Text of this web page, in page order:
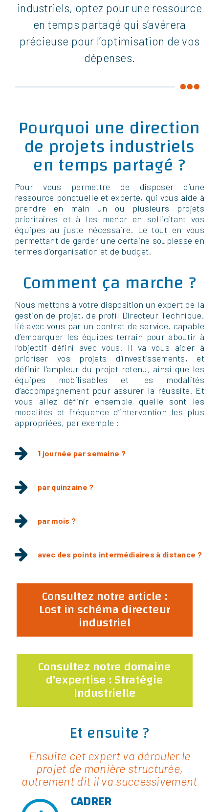
industriels, optez pour une ressource
en temps partagé qui s’avérera
précieuse pour l’optimisation de vos
dépenses.
Pourquoi une direction
de projets industriels
en temps partagé ?
Pour vous permettre de disposer d’une
ressource ponctuelle et experte, qui vous aide à
prendre en main un ou plusieurs projets
prioritaires et à les mener en sollicitant vos
équipes au juste nécessaire. Le tout en vous
permettant de garder une certaine souplesse en
termes d’organisation et de budget.
Comment ça marche ?
Nous mettons à votre disposition un expert de la
gestion de projet, de profil Directeur Technique,
lié avec vous par un contrat de service, capable
d’embarquer les équipes terrain pour aboutir à
l’objectif défini avec vous. Il va vous aider à
prioriser vos projets d’investissements, et
définir l’ampleur du projet retenu, ainsi que les
équipes mobilisables et les modalités
d’accompagnement pour assurer la réussite. Et
vous allez définir ensemble quelle sont les
modalités et fréquence d’intervention les plus
appropriées, par exemple :
1 journée par semaine ?
par quinzaine ?
par mois ?
avec des points intermédiaires à distance ?
Consultez notre article :
Lost in schéma directeur
industriel
Consultez notre domaine
d'expertise : Stratégie
Industrielle
Et ensuite ?
Ensuite cet expert va dérouler le
projet de manière structurée,
autrement dit il va successivement
CADRER